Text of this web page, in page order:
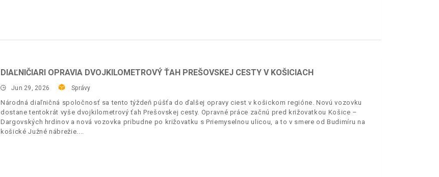
DIAĽNIČIARI OPRAVIA DVOJKILOMETROVÝ ŤAH PREŠOVSKEJ CESTY V KOŠICIACH
Jun 29, 2026 Správy
Národná diaľničná spoločnosť sa tento týždeň púšťa do ďalšej opravy ciest v košickom regióne. Novú vozovku
dostane tentokrát vyše dvojkilometrový ťah Prešovskej cesty. Opravné práce začnú pred križovatkou Košice –
Dargovských hrdinov a nová vozovka pribudne po križovatku s Priemyselnou ulicou, a to v smere od Budimíru na
košické Južné nábrežie.